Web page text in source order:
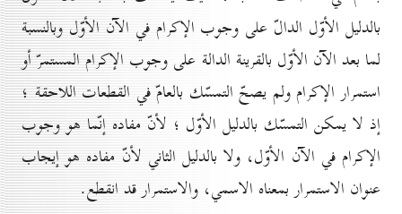
بالدليل الأوّل الدالّ على وجوب الإكرام في الآن الأوّل وبالنسبة
لما بعد الآن الأوّل بالقرينة الدالة على وجوب الإكرام المستمرّ أو
استمرار الإكرام ولم يصحّ التمسّك بالعامّ في القطعات اللاحقة ؛
إذ لا يمكن التمسّك بالدليل الأوّل ؛ لأنّ مفاده إنّما هو وجوب
الإكرام في الآن الأوّل، ولا بالدليل الثاني لأنّ مفاده هو إيجاب
عنوان الاستمرار بمعناه الاسمي، والاستمرار قد انقطع.